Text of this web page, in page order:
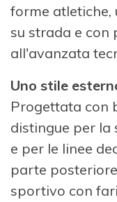
forme atletiche,
su strada e con
all'avanzata
Uno stile
Progettata con
distingue per
e per le linee
parte
sportivo con